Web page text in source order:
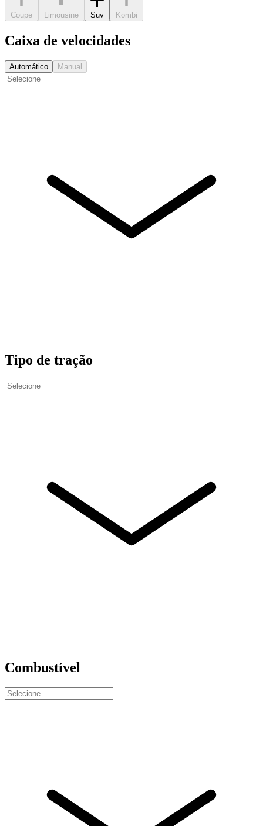
Coupe Limousine Suv Kombi
Caixa de velocidades
Automático Manual
Tipo de tração
Combustível